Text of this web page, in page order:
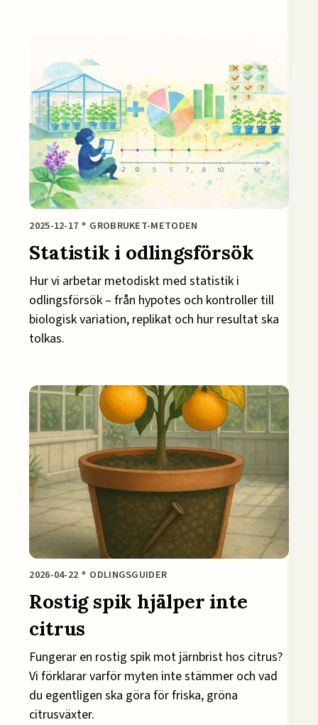
2025-12-17 GROBRUKET-METODEN
Statistik i odlingsförsök
Hur vi arbetar metodiskt med statistik i
odlingsförsök – från hypotes och kontroller till
biologisk variation, replikat och hur resultat ska
tolkas.
2026-04-22 ODLINGSGUIDER
Rostig spik hjälper inte
citrus
Fungerar en rostig spik mot järnbrist hos citrus?
Vi förklarar varför myten inte stämmer och vad
du egentligen ska göra för friska, gröna
citrusväxter.